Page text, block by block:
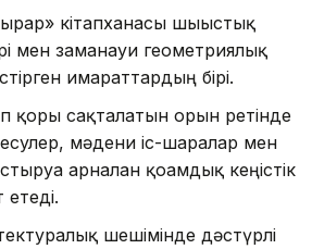
кітапханасы шығыстық
мен заманауи геометриялық
ғимараттардың бірі.
қоры сақталатын орын ретінде
мәдени іс-шаралар мен
арналған қоғамдық кеңістік
шешімінде дәстүрлі